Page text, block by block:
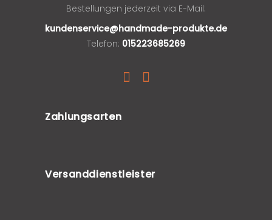
Bestellungen jederzeit via E-Mail:
kundenservice@handmade-produkte.de
Telefon: 015223685269
Zahlungsarten
Versanddienstleister